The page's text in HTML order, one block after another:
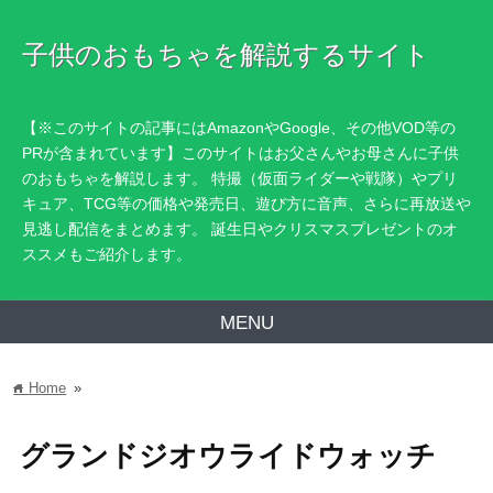
子供のおもちゃを解説するサイト
【※このサイトの記事にはAmazonやGoogle、その他VOD等の
PRが含まれています】このサイトはお父さんやお母さんに子供
のおもちゃを解説します。 特撮（仮面ライダーや戦隊）やプリ
キュア、TCG等の価格や発売日、遊び方に音声、さらに再放送や
見逃し配信をまとめます。 誕生日やクリスマスプレゼントのオ
ススメもご紹介します。
MENU
home Home »
グランドジオウライドウォッチ